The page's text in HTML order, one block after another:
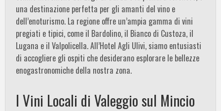
una destinazione perfetta per gli amanti del vino e
dell’enoturismo. La regione offre un’ampia gamma di vini
pregiati e tipici, come il Bardolino, il Bianco di Custoza, il
Lugana e il Valpolicella. All’Hotel Agli Ulivi, siamo entusiasti
di accogliere gli ospiti che desiderano esplorare le bellezze
enogastronomiche della nostra zona.
I Vini Locali di Valeggio sul Mincio